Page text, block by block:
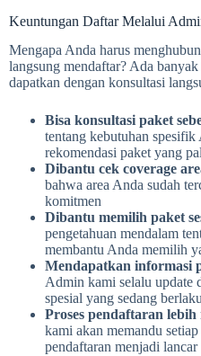
Keuntungan Daftar Melalui
Mengapa Anda harus
langsung mendaftar? Ada
dapatkan dengan konsultasi
Bisa konsultasi paket
tentang kebutuhan spesifik
rekomendasi paket yang
Dibantu cek coverage
bahwa area Anda sudah
komitmen
Dibantu memilih paket
pengetahuan mendalam
membantu Anda memilih
Mendapatkan informasi
Admin kami selalu update
spesial yang sedang berlaku
Proses pendaftaran
kami akan memandu
pendaftaran menjadi